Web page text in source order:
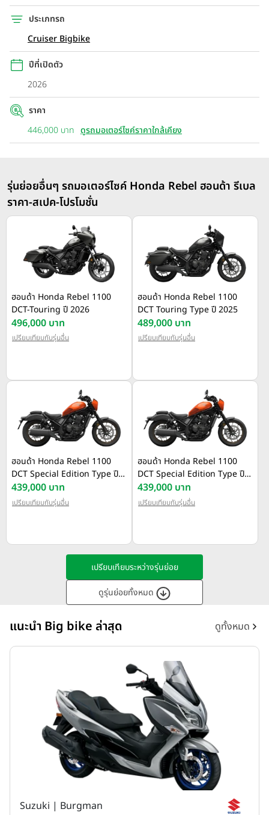
ประเภทรถ
Cruiser Bigbike
ปีที่เปิดตัว
2026
ราคา
446,000 บาท ดูรถมอเตอร์ไซค์ราคาใกล้เคียง
รุ่นย่อยอื่นๆ รถมอเตอร์ไซค์ Honda Rebel ฮอนด้า รีเบล
ราคา-สเปค-โปรโมชั่น
ฮอนด้า Honda Rebel 1100
DCT-Touring ปี 2026
496,000 บาท
เปรียบเทียบกับรุ่นอื่น
ฮอนด้า Honda Rebel 1100
DCT Touring Type ปี 2025
489,000 บาท
เปรียบเทียบกับรุ่นอื่น
ฮอนด้า Honda Rebel 1100
DCT Special Edition Type ปี
2025
439,000 บาท
เปรียบเทียบกับรุ่นอื่น
ฮอนด้า Honda Rebel 1100
DCT Special Edition Type ปี
2025
439,000 บาท
เปรียบเทียบกับรุ่นอื่น
เปรียบเทียบระหว่างรุ่นย่อย
ดูรุ่นย่อยทั้งหมด
แนะนำ Big bike ล่าสุด ดูทั้งหมด
Suzuki | Burgman